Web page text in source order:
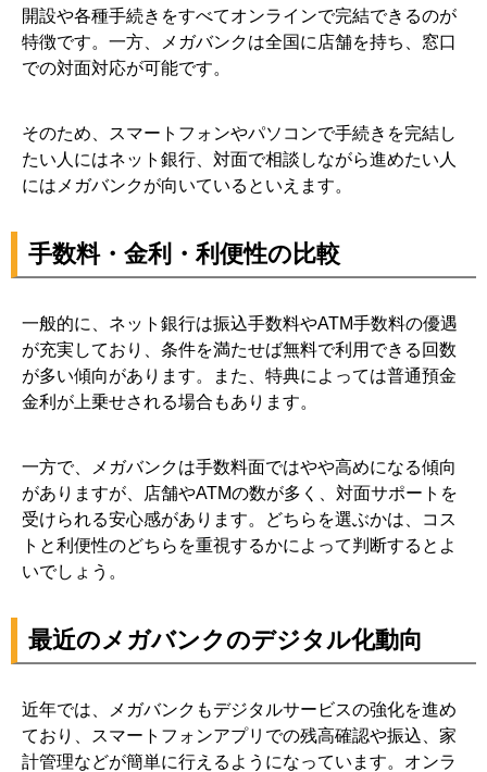
開設や各種手続きをすべてオンラインで完結できるのが
特徴です。一方、メガバンクは全国に店舗を持ち、窓口
での対面対応が可能です。
そのため、スマートフォンやパソコンで手続きを完結し
たい人にはネット銀行、対面で相談しながら進めたい人
にはメガバンクが向いているといえます。
手数料・金利・利便性の比較
一般的に、ネット銀行は振込手数料やATM手数料の優遇
が充実しており、条件を満たせば無料で利用できる回数
が多い傾向があります。また、特典によっては普通預金
金利が上乗せされる場合もあります。
一方で、メガバンクは手数料面ではやや高めになる傾向
がありますが、店舗やATMの数が多く、対面サポートを
受けられる安心感があります。どちらを選ぶかは、コス
トと利便性のどちらを重視するかによって判断するとよ
いでしょう。
最近のメガバンクのデジタル化動向
近年では、メガバンクもデジタルサービスの強化を進め
ており、スマートフォンアプリでの残高確認や振込、家
計管理などが簡単に行えるようになっています。オンラ